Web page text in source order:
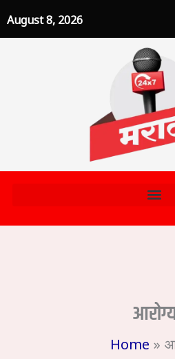
Skip
to
August 8, 2026
Home